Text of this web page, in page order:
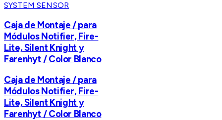
SYSTEM SENSOR
Caja de Montaje / para
Módulos Notifier, Fire-
Lite, Silent Knight y
Farenhyt / Color Blanco
Caja de Montaje / para
Módulos Notifier, Fire-
Lite, Silent Knight y
Farenhyt / Color Blanco